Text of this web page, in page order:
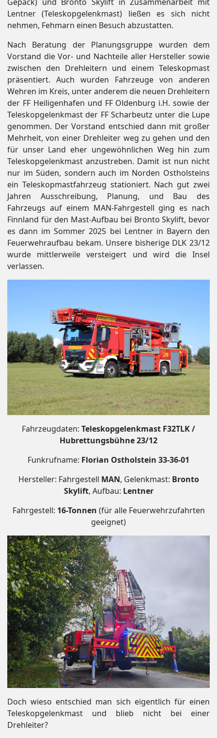
Gepäck) und Bronto Skylift in Zusammenarbeit mit
Lentner (Teleskopgelenkmast) ließen es sich nicht
nehmen, Fehmarn einen Besuch abzustatten.
Nach Beratung der Planungsgruppe wurden dem
Vorstand die Vor- und Nachteile aller Hersteller sowie
zwischen den Drehleitern und einem Teleskopmast
präsentiert. Auch wurden Fahrzeuge von anderen
Wehren im Kreis, unter anderem die neuen Drehleitern
der FF Heiligenhafen und FF Oldenburg i.H. sowie der
Teleskopgelenkmast der FF Scharbeutz unter die Lupe
genommen. Der Vorstand entschied dann mit großer
Mehrheit, von einer Drehleiter weg zu gehen und den
für unser Land eher ungewöhnlichen Weg hin zum
Teleskopgelenkmast anzustreben. Damit ist nun nicht
nur im Süden, sondern auch im Norden Ostholsteins
ein Teleskopmastfahrzeug stationiert. Nach gut zwei
Jahren Ausschreibung, Planung, und Bau des
Fahrzeugs auf einem MAN-Fahrgestell ging es nach
Finnland für den Mast-Aufbau bei Bronto Skylift, bevor
es dann im Sommer 2025 bei Lentner in Bayern den
Feuerwehraufbau bekam. Unsere bisherige DLK 23/12
wurde mittlerweile versteigert und wird die Insel
verlassen.
Fahrzeugdaten: Teleskopgelenkmast F32TLK /
Hubrettungsbühne 23/12
Funkrufname: Florian Ostholstein 33-36-01
Hersteller: Fahrgestell MAN, Gelenkmast: Bronto
Skylift, Aufbau: Lentner
Fahrgestell: 16-Tonnen (für alle Feuerwehrzufahrten
geeignet)
Doch wieso entschied man sich eigentlich für einen
Teleskopgelenkmast und blieb nicht bei einer
Drehleiter?